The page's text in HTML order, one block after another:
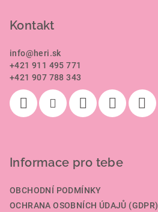
Kontakt
info@heri.sk
+421 911 495 771
+421 907 788 343
Informace pro tebe
OBCHODNÍ PODMÍNKY
OCHRANA OSOBNÍCH ÚDAJŮ (GDPR)